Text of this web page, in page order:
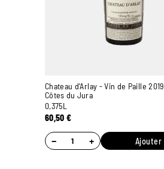
Chateau d'Arlay - Vin de Paille 2019
Côtes du Jura
0,375L
60,50€
− + Ajouter